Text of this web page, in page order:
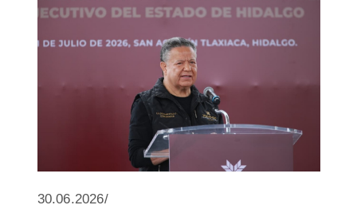
30.06.2026/